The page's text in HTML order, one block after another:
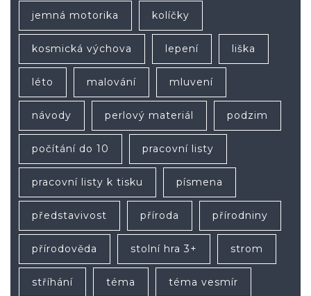
jemná motorika kolíčky
kosmická výchova lepení liška
léto malování mluvení
návody perlový materiál podzim
počítání do 10 pracovní listy
pracovní listy k tisku písmena
představivost příroda přírodniny
přírodověda stolní hra 3+ strom
stříhání téma téma vesmír